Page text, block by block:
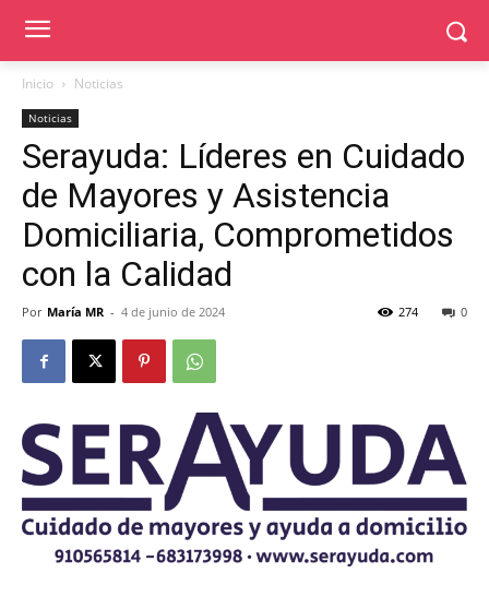
Inicio Noticias
Noticias
Serayuda: Líderes en Cuidado
de Mayores y Asistencia
Domiciliaria, Comprometidos
con la Calidad
Por María MR - 4 de junio de 2024 0
274